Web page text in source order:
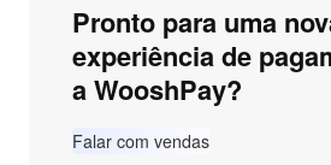
Pronto para uma
experiência de
a WooshPay?
Falar com vendas